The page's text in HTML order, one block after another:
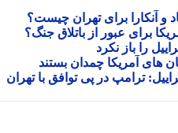
آنکارا برای تهران چیست؟
برای عبور از باتلاق جنگ؟
را باز نکرد
آمریکا چمدان بستند
در پی توافق با تهران